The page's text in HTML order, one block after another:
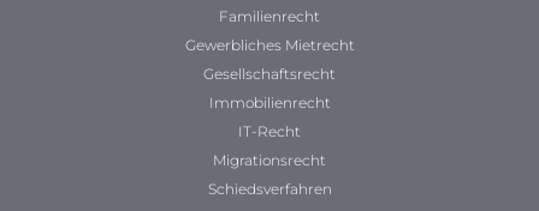
Familienrecht
Gewerbliches Mietrecht
Gesellschaftsrecht
Immobilienrecht
IT-Recht
Migrationsrecht
Schiedsverfahren